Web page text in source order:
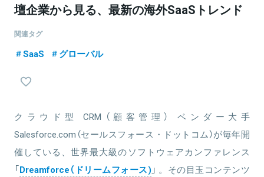
壇企業から見る、最新の海外SaaSトレンド
関連タグ
SaaS グローバル
クラウド型 CRM（顧客管理） ベンダー大手
Salesforce.com（セールスフォース・ドットコム）が毎年開
催している、世界最大級のソフトウェアカンファレンス
「Dreamforce（ドリームフォース) 」 。その目玉コンテンツ